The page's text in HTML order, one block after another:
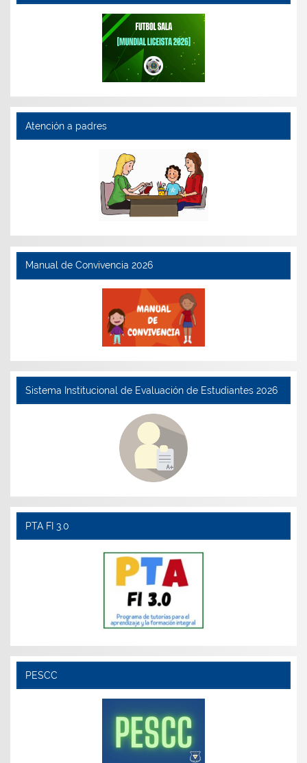
Atención a padres
Manual de Convivencia 2026
Sistema Institucional de Evaluación de Estudiantes 2026
PTA FI 3.0
PESCC